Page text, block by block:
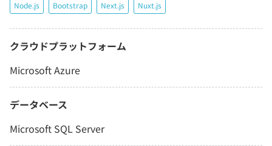
Node.js Bootstrap Next.js Nuxt.js
クラウドプラットフォーム
Microsoft Azure
データベース
Microsoft SQL Server